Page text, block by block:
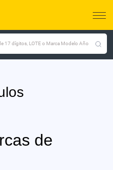
17 dígitos, LOTE o Marca Modelo Año
de